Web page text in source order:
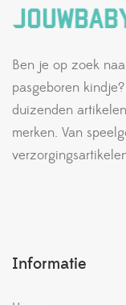
Ben je op zoek
pasgeboren
duizenden
merken. Van
Informatie